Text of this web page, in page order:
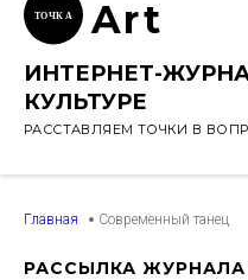
ТОЧК А Art
ИНТЕРНЕТ-
КУЛЬТУРЕ
РАССТАВЛЯЕМ ТОЧКИ В
Главная Современный танец
РАССЫЛКА ЖУРНАЛА